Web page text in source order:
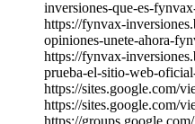
inversiones-que-es-fynvax
https://fynvax-inversiones.
opiniones-unete-ahora-
https://fynvax-inversiones.
prueba-el-sitio-web-
https://sites.google.com/
https://sites.google.com/
https://groups.google.